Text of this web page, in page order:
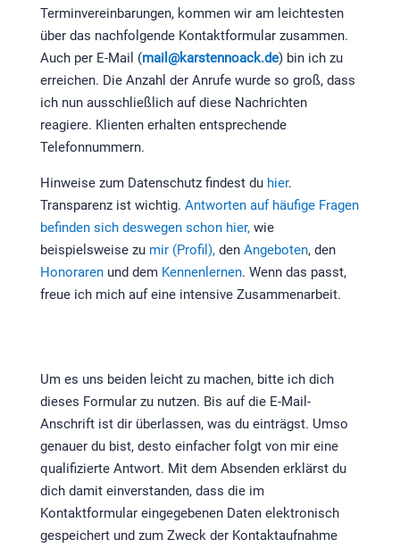
Terminvereinbarungen, kommen wir am leichtesten
über das nachfolgende Kontaktformular zusammen.
Auch per E-Mail (mail@karstennoack.de) bin ich zu
erreichen. Die Anzahl der Anrufe wurde so groß, dass
ich nun ausschließlich auf diese Nachrichten
reagiere. Klienten erhalten entsprechende
Telefonnummern.
Hinweise zum Datenschutz findest du hier.
Transparenz ist wichtig. Antworten auf häufige Fragen
befinden sich deswegen schon hier,wie
beispielsweise zu mir (Profil),den Angeboten, den
Honorarenund dem Kennenlernen. Wenn das passt,
freue ich mich auf eine intensive Zusammenarbeit.
Um es uns beiden leicht zu machen, bitte ich dich
dieses Formular zu nutzen. Bis auf die E-Mail-
Anschrift ist dir überlassen, was du einträgst. Umso
genauer du bist, desto einfacher folgt von mir eine
qualifizierte Antwort. Mit dem Absenden erklärst du
dich damit einverstanden, dass die im
Kontaktformular eingegebenen Daten elektronisch
gespeichert und zum Zweck der Kontaktaufnahme